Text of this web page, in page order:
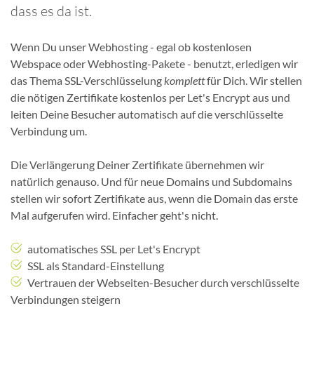
dass es da ist.
Wenn Du unser Webhosting - egal ob kostenlosen
Webspace oder Webhosting-Pakete - benutzt, erledigen wir
das Thema SSL-Verschlüsselungkomplettfür Dich. Wir stellen
die nötigen Zertifikate kostenlos per Let's Encrypt aus und
leiten Deine Besucher automatisch auf die verschlüsselte
Verbindung um.
Die Verlängerung Deiner Zertifikate übernehmen wir
natürlich genauso. Und für neue Domains und Subdomains
stellen wir sofort Zertifikate aus, wenn die Domain das erste
Mal aufgerufen wird. Einfacher geht's nicht.
automatisches SSL per Let's Encrypt
SSL als Standard-Einstellung
Vertrauen der Webseiten-Besucher durch verschlüsselte
Verbindungen steigern